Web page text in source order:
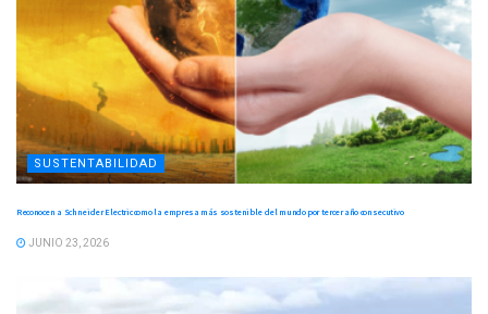
SUSTENTABILIDAD
Reconocen a Schneider Electric como la empresa más sostenible del mundo por tercer año consecutivo
JUNIO 23, 2026